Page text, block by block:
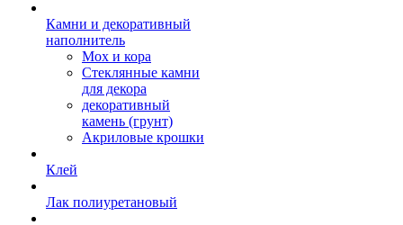
Камни и декоративный
наполнитель
Мох и кора
Стеклянные камни
для декора
декоративный
камень (грунт)
Акриловые крошки
Клей
Лак полиуретановый